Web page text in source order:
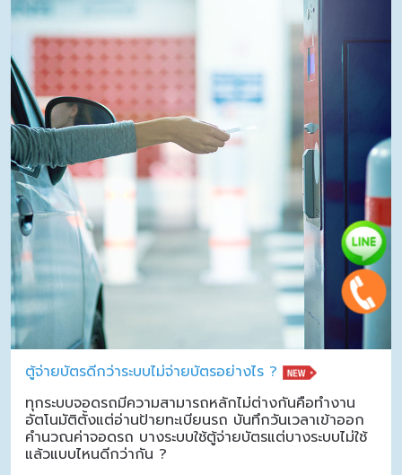
ตู้จ่ายบัตรดีกว่าระบบไม่จ่ายบัตรอย่างไร ?
ทุกระบบจอดรถมีความสามารถหลักไม่ต่างกันคือทำงาน
อัตโนมัติตั้งแต่อ่านป้ายทะเบียนรถ บันทึกวันเวลาเข้าออก
คำนวณค่าจอดรถ บางระบบใช้ตู้จ่ายบัตรแต่บางระบบไม่ใช้
แล้วแบบไหนดีกว่ากัน ?